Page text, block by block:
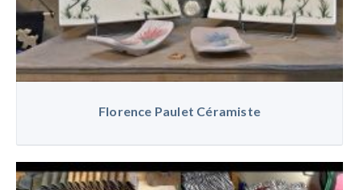
Florence Paulet Céramiste